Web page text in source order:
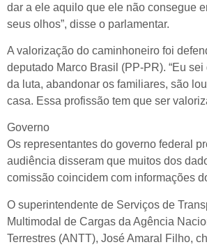
dar a ele aquilo que ele não consegue
seus olhos”, disse o parlamentar.
A valorização do caminhoneiro foi
deputado Marco Brasil (PP-PR). “Eu
da luta, abandonar os familiares, são
casa. Essa profissão tem que ser
Governo
Os representantes do governo federal
audiência disseram que muitos dos
comissão coincidem com informações
O superintendente de Serviços de
Multimodal de Cargas da Agência
Terrestres (ANTT), José Amaral Filho,